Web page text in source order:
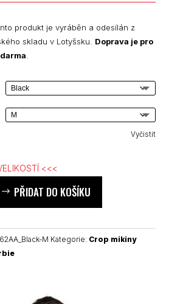
produkt je vyráběn a odesílán z
skladu v Lotyšsku. Doprava je pro
Vyčistit
<<<
PŘIDAT DO KOŠÍKU
M Kategorie: Crop mikiny